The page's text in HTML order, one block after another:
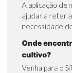
A aplicação de
ajudar a reter
necessidade
Onde
cultivo?
Venha para o